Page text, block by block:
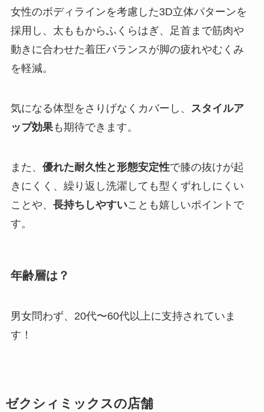
女性のボディラインを考慮した3D立体パターンを
採用し、太ももからふくらはぎ、足首まで筋肉や
動きに合わせた着圧バランスが脚の疲れやむくみ
を軽減。
気になる体型をさりげなくカバーし、
スタイルア
ップ効果も期待できます。
また、 優れた耐久性と形態安定性で膝の抜けが起
きにくく、繰り返し洗濯しても型くずれしにくい
ことや、 長持ちしやすいことも嬉しいポイントで
す。
年齢層は？
男女問わず、20代〜60代以上に支持されていま
す！
ゼクシィミックスの店舗